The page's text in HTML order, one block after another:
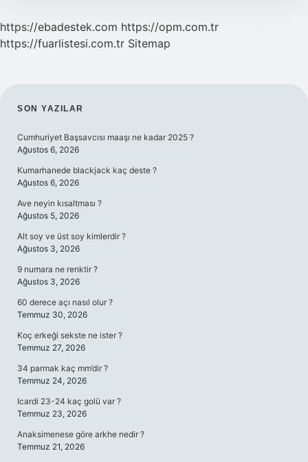
https://ebadestek.com https://opm.com.tr
https://fuarlistesi.com.tr Sitemap
SIDEBAR
SON YAZILAR
Cumhuriyet Başsavcısı maaşı ne kadar 2025 ?
Ağustos 6, 2026
Kumarhanede blackjack kaç deste ?
Ağustos 6, 2026
Ave neyin kısaltması ?
Ağustos 5, 2026
Alt soy ve üst soy kimlerdir ?
Ağustos 3, 2026
9 numara ne renktir ?
Ağustos 3, 2026
60 derece açı nasıl olur ?
Temmuz 30, 2026
Koç erkeği sekste ne ister ?
Temmuz 27, 2026
34 parmak kaç mm’dir ?
Temmuz 24, 2026
Icardi 23-24 kaç golü var ?
Temmuz 23, 2026
Anaksimenese göre arkhe nedir ?
Temmuz 21, 2026